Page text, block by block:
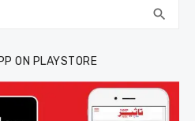
search
ON PLAYSTORE